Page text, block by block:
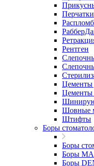
Перчатки
Рентген
Цементы
Цементы
Шовные
Штифты
Боры
Боры
Боры
Боры